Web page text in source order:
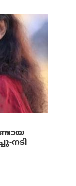
നടി